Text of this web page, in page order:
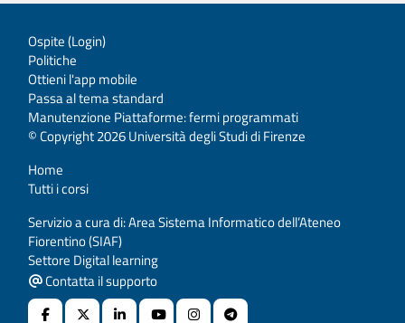
Ospite (Login)
Politiche
Ottieni l'app mobile
Passa al tema standard
Manutenzione Piattaforme: fermi programmati
© Copyright 2026 Università degli Studi di Firenze
Home
Tutti i corsi
Servizio a cura di: Area Sistema Informatico dell’Ateneo
Fiorentino (SIAF)
Settore Digital learning
Contatta il supporto